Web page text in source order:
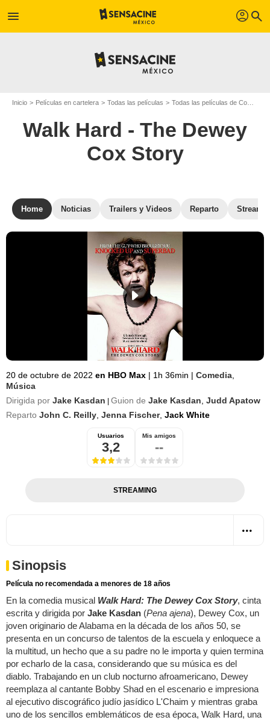
menu profil search
Inicio Películas en cartelera Todas las películas Todas las películas de Comedia
Walk Hard - The Dewey
Cox Story
Home Noticias Trailers y Videos Reparto
20 de octubre de 2022 en HBO Max | 1h 36min | Comedia
Música
Dirigida por Jake Kasdan Guion de Jake Kasdan Judd Apatow
Reparto John C. Reilly Jenna Fischer, Jack White
Usuarios
3,2
Mis amigos
--
STREAMING
Sinopsis
Película no recomendada a menores de 18 años
En la comedia musical Walk Hard: The Dewey Cox Story, cinta
escrita y dirigida por Jake Kasdan (Pena ajena), Dewey Cox, un
joven originario de Alabama en la década de los años 50, se
presenta en un concurso de talentos de la escuela y enloquece a
la multitud, un hecho que a su padre no le importa y quien termina
por echarlo de la casa, considerando que su música es del
diablo. Trabajando en un club nocturno afroamericano, Dewey
reemplaza al cantante Bobby Shad en el escenario e impresiona
al ejecutivo discográfico judío jasídico L'Chaim y mientras graba
uno de los sencillos emblemáticos de esa época, Walk Hard, una